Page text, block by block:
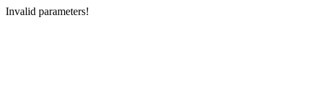
Invalid parameters!